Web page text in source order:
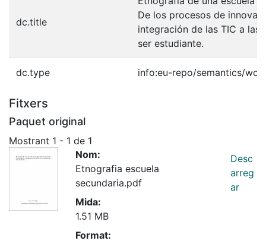
dc.title
De los procesos de
integración de las TIC a las
ser estudiante.
dc.type info:eu-repo/semantics/
Fitxers
Paquet original
Mostrant 1 - 1 de 1
Nom:
Etnografia escuela
secundaria.pdf
Mida:
1.51 MB
Format:
Desc
arreg
ar